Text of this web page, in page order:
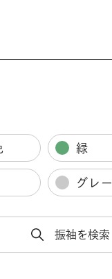
緑
グレー
振袖を検索